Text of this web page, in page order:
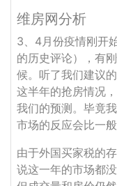
维房网分析
3、4月份疫情刚开
的历史评论），有
候。听了我们建议
这半年的抢房情况
我们的预测。毕竟
市场的反应会比一般
由于外国买家税的
说这一年的市场都